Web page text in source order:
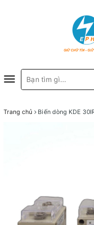
Toggle
navigation
Trang chủ Biến dòng KDE